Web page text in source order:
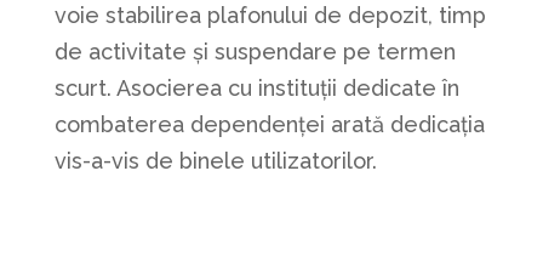
voie stabilirea plafonului de depozit, timp
de activitate și suspendare pe termen
scurt. Asocierea cu instituții dedicate în
combaterea dependenței arată dedicația
vis-a-vis de binele utilizatorilor.